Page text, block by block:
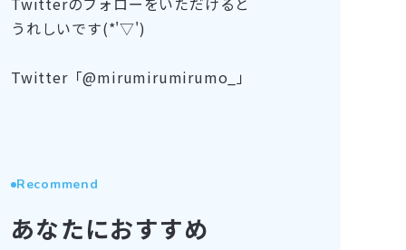
うれしいです(*'▽')
Twitter「@mirumirumirumo_」
Recommend
あなたにおすすめ